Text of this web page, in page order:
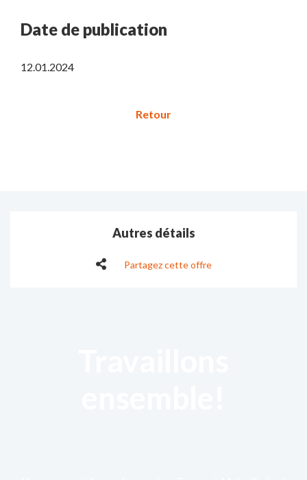
Date de publication
12.01.2024
Autres détails
Partagez cette offre